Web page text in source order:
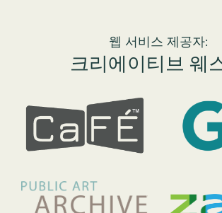
웹 서비스 제공자:
크리에이티브 웨